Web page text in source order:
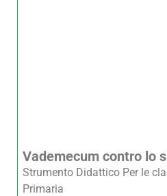
Vademecum contro lo
Strumento Didattico Per le
Primaria